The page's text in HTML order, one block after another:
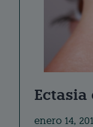
Ectasia
enero 14,